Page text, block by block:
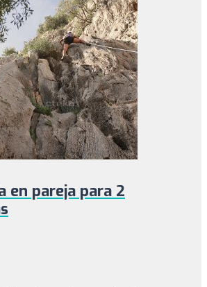
la
página
de
producto
en pareja para 2